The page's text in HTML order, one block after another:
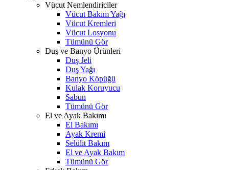
Vücut Nemlendiriciler
Vücut Bakım Yağı
Vücut Kremleri
Vücut Losyonu
Tümünü Gör
Duş ve Banyo Ürünleri
Duş Jeli
Duş Yağı
Banyo Köpüğü
Kulak Koruyucu
Sabun
Tümünü Gör
El ve Ayak Bakımı
El Bakımı
Ayak Kremi
Selülit Bakım
El ve Ayak Bakım
Tümünü Gör